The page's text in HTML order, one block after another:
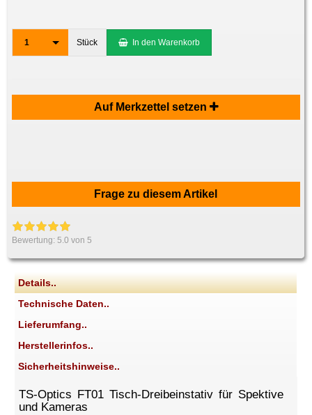
1 Stück In den Warenkorb
Auf Merkzettel setzen
Frage zu diesem Artikel
Bewertung:5.0 von 5
Details..
Technische Daten..
Lieferumfang..
Herstellerinfos..
Sicherheitshinweise..
TS-Optics FT01 Tisch-Dreibeinstativ für Spektive
und Kameras